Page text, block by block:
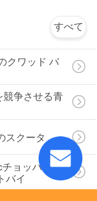
すべて
クワッド バ
競争させる青
スクータ
チョッパーの
バイ